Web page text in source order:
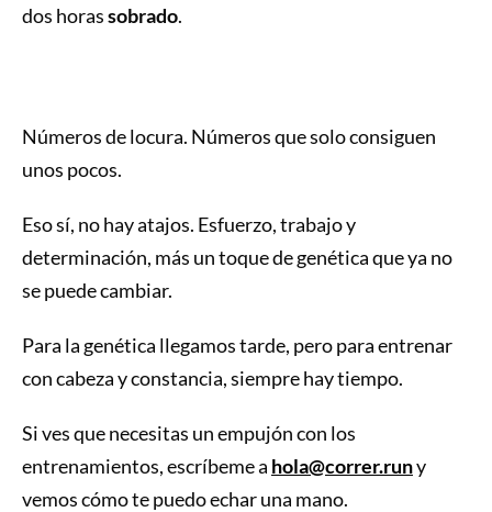
dos horassobrado.
Números de locura. Números que solo consiguen
unos pocos.
Eso sí, no hay atajos. Esfuerzo, trabajo y
determinación, más un toque de genética que ya no
se puede cambiar.
Para la genética llegamos tarde, pero para entrenar
con cabeza y constancia, siempre hay tiempo.
Si ves que necesitas un empujón con los
entrenamientos, escríbeme a hola@correr.runy
vemos cómo te puedo echar una mano.